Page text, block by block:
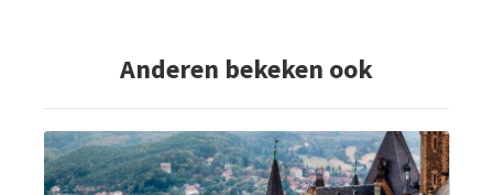
Anderen bekeken ook